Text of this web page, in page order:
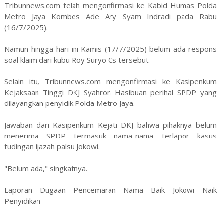
Tribunnews.com telah mengonfirmasi ke Kabid Humas Polda
Metro Jaya Kombes Ade Ary Syam Indradi pada Rabu
(16/7/2025).
Namun hingga hari ini Kamis (17/7/2025) belum ada respons
soal klaim dari kubu Roy Suryo Cs tersebut.
Selain itu, Tribunnews.com mengonfirmasi ke Kasipenkum
Kejaksaan Tinggi DKJ Syahron Hasibuan perihal SPDP yang
dilayangkan penyidik Polda Metro Jaya.
Jawaban dari Kasipenkum Kejati DKJ bahwa pihaknya belum
menerima SPDP termasuk nama-nama terlapor kasus
tudingan ijazah palsu Jokowi.
"Belum ada," singkatnya.
Laporan Dugaan Pencemaran Nama Baik Jokowi Naik
Penyidikan